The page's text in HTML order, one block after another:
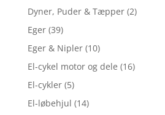
Dyner, Puder & Tæpper (2)
Eger (39)
Eger & Nipler (10)
El-cykel motor og dele (16)
El-cykler (5)
El-løbehjul (14)